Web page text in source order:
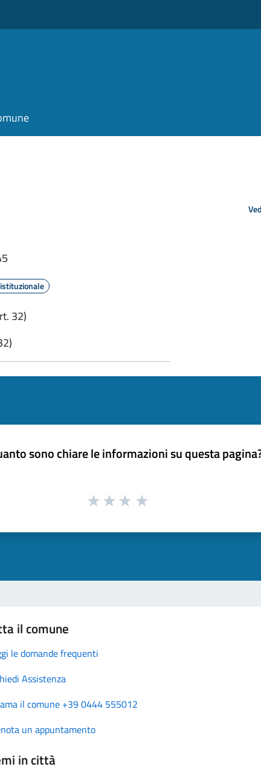
32)
sono chiare le informazioni su questa
il comune
le domande frequenti
Assistenza
il comune +39 0444 555012
un appuntamento
in città